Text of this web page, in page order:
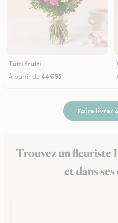
Tutti frutti
À partir de44€95
Faire livrer
Trouvez un fleuriste
et dans